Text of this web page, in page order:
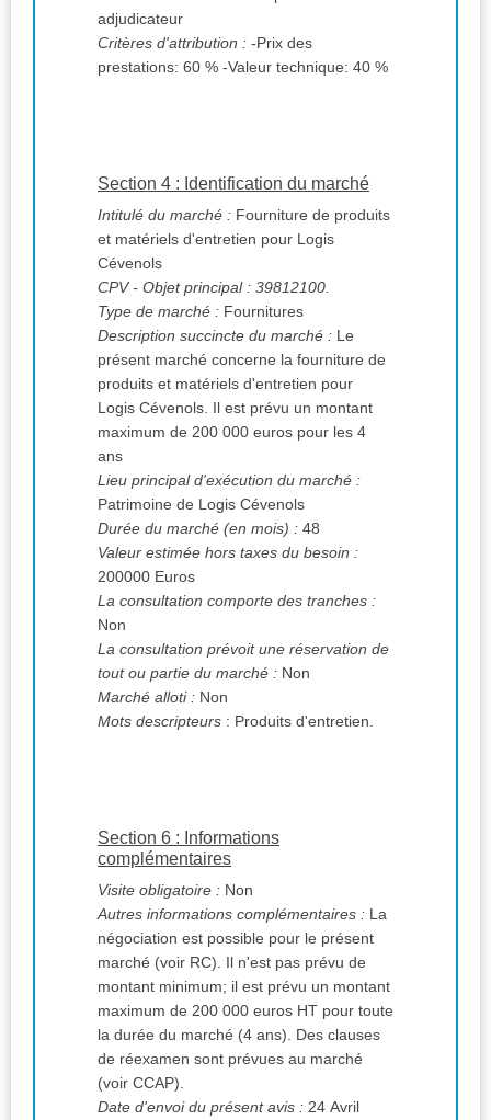
adjudicateur
Critères d'attribution : -Prix des
prestations: 60 % -Valeur technique: 40 %
Section 4 : Identification du marché
Intitulé du marché : Fourniture de produits
et matériels d'entretien pour Logis
Cévenols
CPV- Objet principal : 39812100.
Type de marché : Fournitures
Description succincte du marché : Le
présent marché concerne la fourniture de
produits et matériels d'entretien pour
Logis Cévenols. Il est prévu un montant
maximum de 200 000 euros pour les 4
ans
Lieu principal d'exécution du marché :
Patrimoine de Logis Cévenols
Durée du marché (en mois) : 48
Valeur estimée hors taxes du besoin :
200000 Euros
La consultation comporte des tranches :
Non
La consultation prévoit une réservation de
tout ou partie du marché : Non
Marché alloti : Non
Mots descripteurs : Produits d'entretien.
Section 6 : Informations
complémentaires
Visite obligatoire : Non
Autres informations complémentaires : La
négociation est possible pour le présent
marché (voir RC). Il n'est pas prévu de
montant minimum; il est prévu un montant
maximum de 200 000 euros HT pour toute
la durée du marché (4 ans). Des clauses
de réexamen sont prévues au marché
(voir CCAP).
Date d'envoi du présent avis : 24 Avril